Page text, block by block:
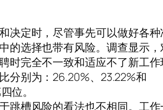
决定时，尽管事先可以做好各种
的选择也带有风险。调查显示，
时完全不一致和适应不了新工作
分别为：26.20%、23.22%和
位。
跳槽风险的看法也不相同。工作